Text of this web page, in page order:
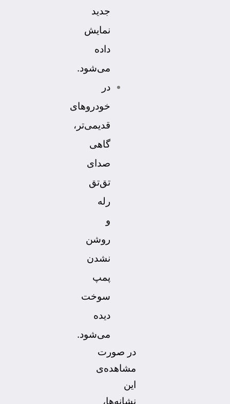
جدید
نمایش
داده
می‌شود.
در
خودروهای
قدیمی‌تر،
گاهی
صدای
تق‌تق
رله
و
روشن
نشدن
پمپ
سوخت
دیده
می‌شود.
در صورت
مشاهده‌ی
این
نشانه‌ها،